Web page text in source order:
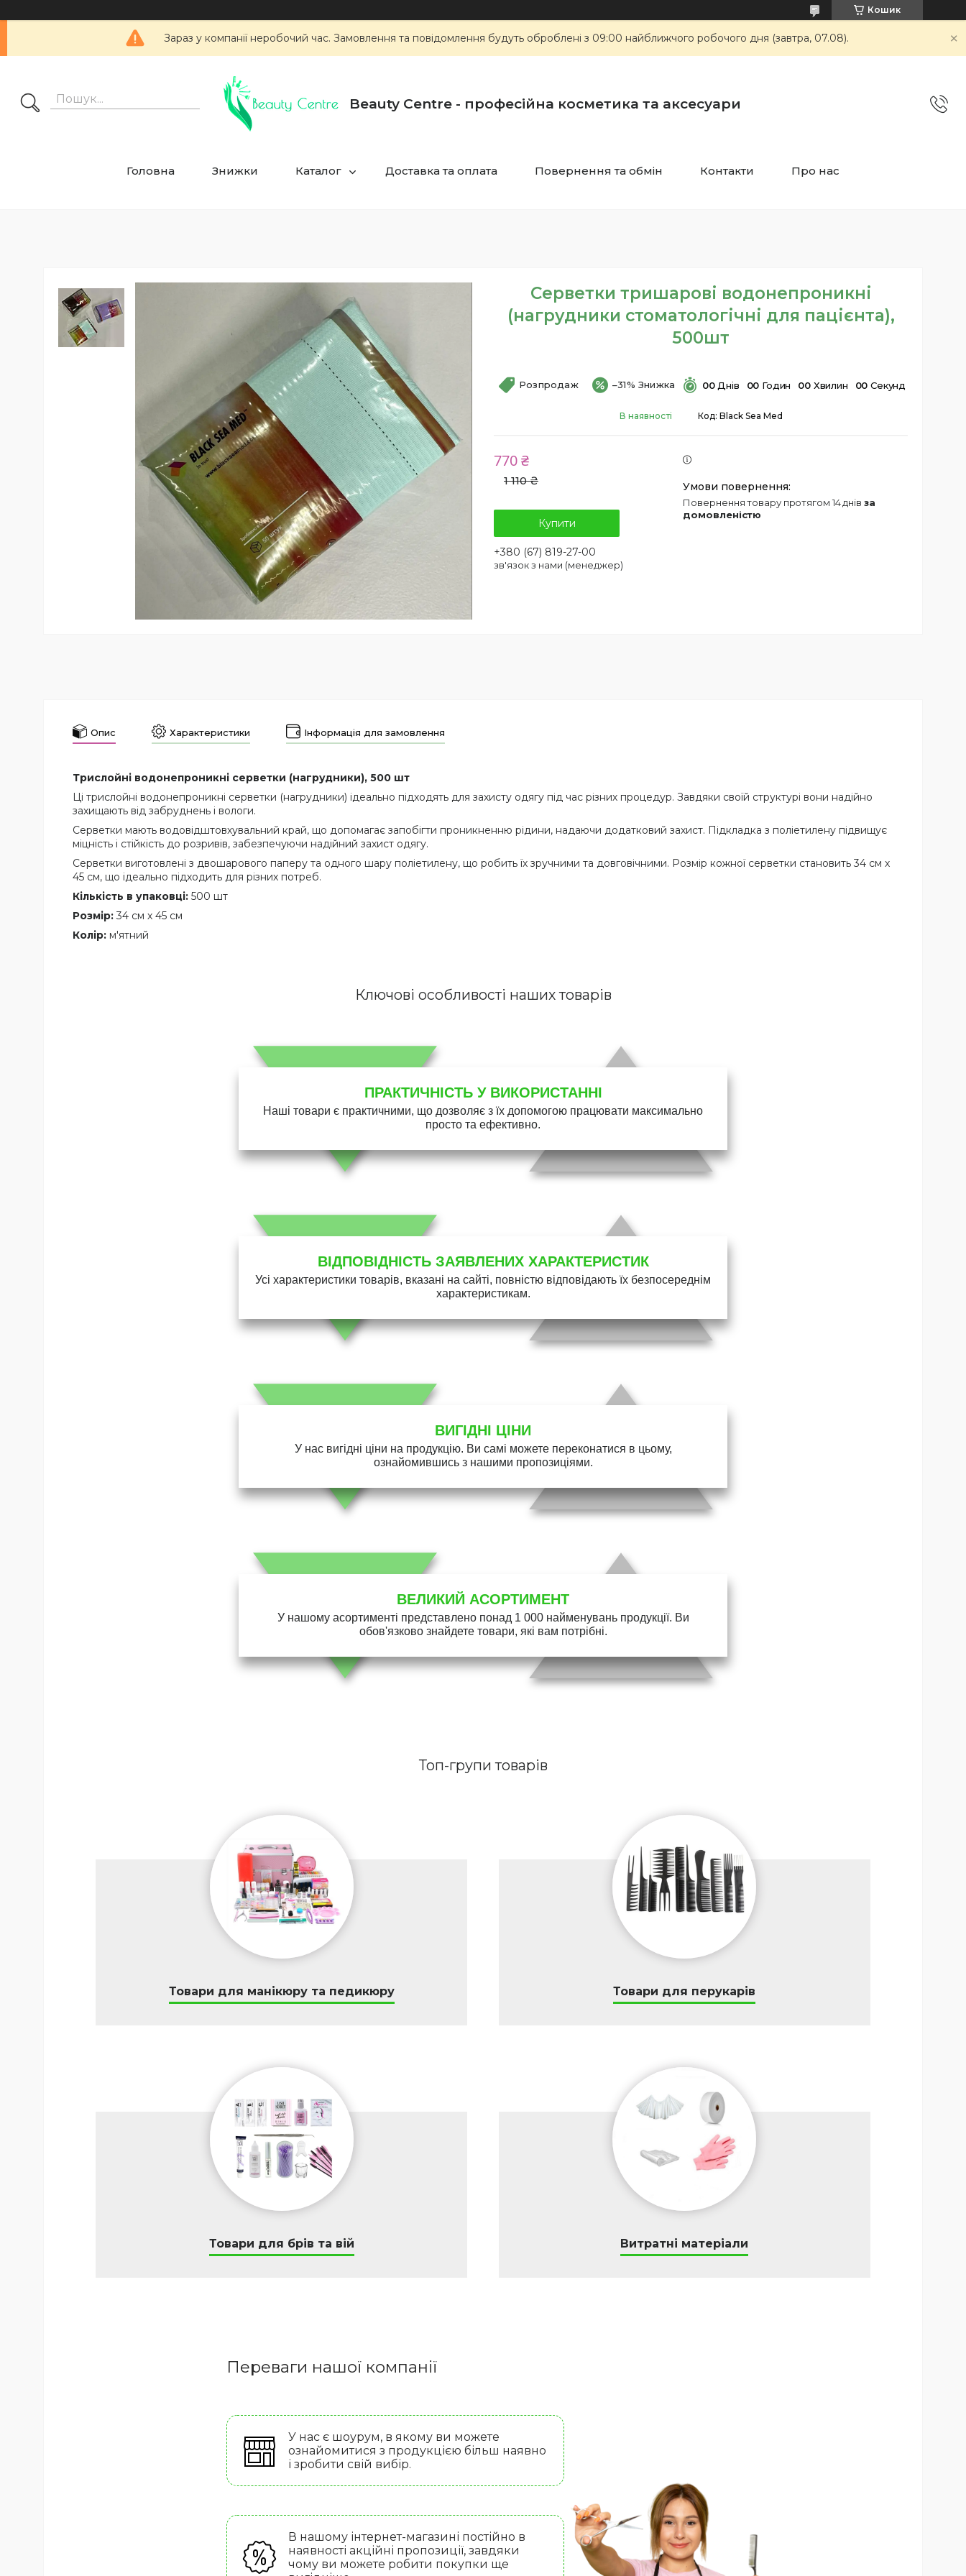
Кошик
Зараз у компанії неробочий час. Замовлення та повідомлення будуть оброблені з 09:00 найближчого робочого дня (завтра, 07.08).
Beauty Centre - професійна косметика та аксесуари
Головна Знижки Каталог Доставка та оплата Повернення та обмін Контакти Про нас
Серветки тришарові водонепроникні
(нагрудники стоматологічні для пацієнта),
500шт
Розпродаж –31% 00 Днів 00 Годин 00 Хвилин 00 Секунд
В наявності Код: Black Sea Med
1 110 ₴
770 ₴
Купити
+380 (67) 819-27-00
зв'язок з нами (менеджер)
повернення товару протягом 14 днів за
домовленістю
Опис Характеристики Інформація для замовлення
Трислойні водонепроникні серветки (нагрудники), 500 шт
Ці трислойні водонепроникні серветки (нагрудники) ідеально підходять для захисту одягу під час різних процедур. Завдяки своїй структурі вони надійно
захищають від забруднень і вологи.
Серветки мають водовідштовхувальний край, що допомагає запобігти проникненню рідини, надаючи додатковий захист. Підкладка з поліетилену підвищує
міцність і стійкість до розривів, забезпечуючи надійний захист одягу.
Серветки виготовлені з двошарового паперу та одного шару поліетилену, що робить їх зручними та довговічними. Розмір кожної серветки становить 34 см х
45 см, що ідеально підходить для різних потреб.
Кількість в упаковці: 500 шт
Розмір:34 см х 45 см
Колір: м'ятний
Ключові особливості наших товарів
ПРАКТИЧНІСТЬ У ВИКОРИСТАННІ
Наші товари є практичними, що дозволяє з їх допомогою працювати максимально
просто та ефективно.
ВІДПОВІДНІСТЬ ЗАЯВЛЕНИХ ХАРАКТЕРИСТИК
Усі характеристики товарів, вказані на сайті, повністю відповідають їх безпосереднім
характеристикам.
ВИГІДНІ ЦІНИ
У нас вигідні ціни на продукцію. Ви самі можете переконатися в цьому,
ознайомившись з нашими пропозиціями.
ВЕЛИКИЙ АСОРТИМЕНТ
У нашому асортименті представлено понад 1 000 найменувань продукції. Ви
обов'язково знайдете товари, які вам потрібні.
Топ-групи товарів
Товари для манікюру та педикюру Товари для перукарів
Товари для брів та вій Витратні матеріали
Переваги нашої компанії
У нас є шоурум, в якому ви можете
ознайомитися з продукцією більш наявно
і зробити свій вибір.
В нашому інтернет-магазині постійно в
наявності акційні пропозиції, завдяки
чому ви можете робити покупки ще